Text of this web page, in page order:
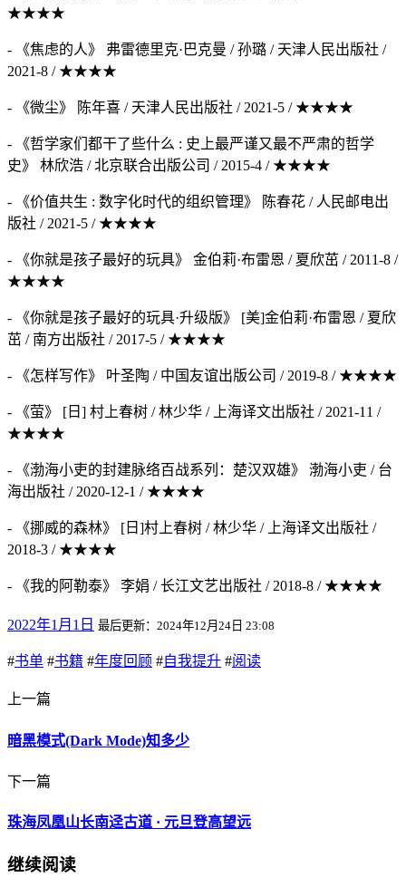
★★★★
- 《焦虑的人》 弗雷德里克·巴克曼 / 孙璐 / 天津人民出版社 /
2021-8 / ★★★★
- 《微尘》 陈年喜 / 天津人民出版社 / 2021-5 / ★★★★
- 《哲学家们都干了些什么 : 史上最严谨又最不严肃的哲学
史》 林欣浩 / 北京联合出版公司 / 2015-4 / ★★★★
- 《价值共生 : 数字化时代的组织管理》 陈春花 / 人民邮电出
版社 / 2021-5 / ★★★★
- 《你就是孩子最好的玩具》 金伯莉·布雷恩 / 夏欣茁 / 2011-8 /
★★★★
- 《你就是孩子最好的玩具·升级版》 [美]金伯莉·布雷恩 / 夏欣
茁 / 南方出版社 / 2017-5 / ★★★★
- 《怎样写作》 叶圣陶 / 中国友谊出版公司 / 2019-8 / ★★★★
- 《萤》 [日] 村上春树 / 林少华 / 上海译文出版社 / 2021-11 /
★★★★
- 《渤海小吏的封建脉络百战系列：楚汉双雄》 渤海小吏 / 台
海出版社 / 2020-12-1 / ★★★★
- 《挪威的森林》 [日]村上春树 / 林少华 / 上海译文出版社 /
2018-3 / ★★★★
- 《我的阿勒泰》 李娟 / 长江文艺出版社 / 2018-8 / ★★★★
2022年1月1日 最后更新：2024年12月24日 23:08
#书单 #书籍 #年度回顾 #自我提升 #阅读
上一篇
暗黑模式(Dark Mode)知多少
下一篇
珠海凤凰山长南迳古道 · 元旦登高望远
继续阅读